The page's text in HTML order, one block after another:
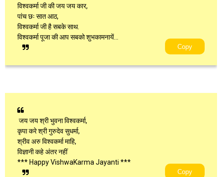
विश्वकर्मा जी की जय जय कार,
पांच छः सात आठ,
विश्वकर्मा जी है सबके साथ.
विश्वकर्मा पूजा की आप सबको शुभकामनायें...
Copy
जय जय श्री भुवना विश्वकर्मा,
कृपा करे श्री गुरुदेव सुधर्मा,
श्रीव अरु विश्वकर्मा माहि,
विज्ञानी कहे अंतर नहीं
*** Happy VishwaKarma Jayanti ***
Copy